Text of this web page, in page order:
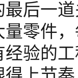
后一
零件
验的